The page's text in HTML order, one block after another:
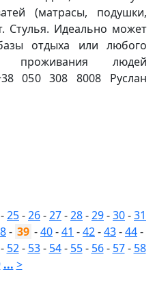
(матрасы, подушки,
Стулья. Идеально может
отдыха или любого
проживания людей
050 308 8008 Руслан
-25-26-27-28-29-30-31
- 39 -40-41 -42-43-44-
- 52- 53- 54- 55- 56- 57- 58
... >